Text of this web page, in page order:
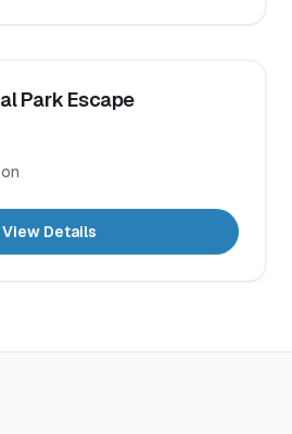
Park Escape
View Details